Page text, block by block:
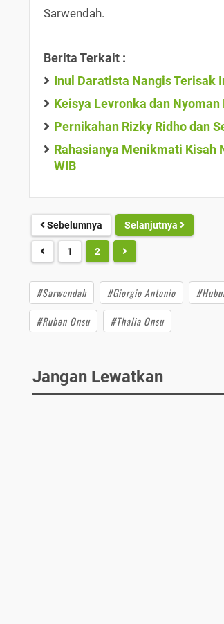
Sarwendah.
Berita Terkait :
Inul Daratista Nangis Terisak
Keisya Levronka dan
Pernikahan Rizky Ridho dan
Rahasianya Menikmati Kisah
WIB
Sebelumnya Selanjutnya
1 2
#Sarwendah #Giorgio Antonio
#Ruben Onsu
#Thalia Onsu
Jangan Lewatkan